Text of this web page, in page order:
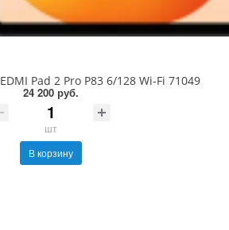
Pad 2 Pro P83 6/128 Wi-Fi 71049
24 200 руб.
шт
В корзину